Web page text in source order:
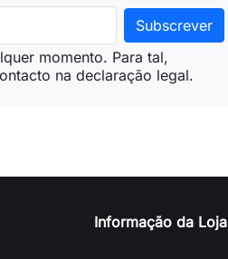
momento. Para tal,
na declaração legal.
Informação da Loja